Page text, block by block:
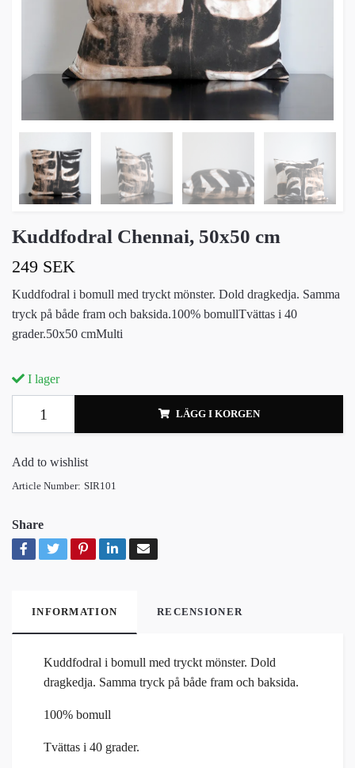
Kuddfodral Chennai, 50x50 cm
249 SEK
Kuddfodral i bomull med tryckt mönster. Dold dragkedja. Samma
tryck på både fram och baksida.100% bomullTvättas i 40
grader.50x50 cmMulti
I lager
LÄGG I KORGEN
Add to wishlist
Article Number: SIR101
Share
INFORMATION RECENSIONER
Kuddfodral i bomull med tryckt mönster. Dold
dragkedja. Samma tryck på både fram och baksida.
100% bomull
Tvättas i 40 grader.